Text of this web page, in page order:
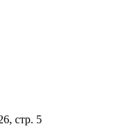
стр. 5